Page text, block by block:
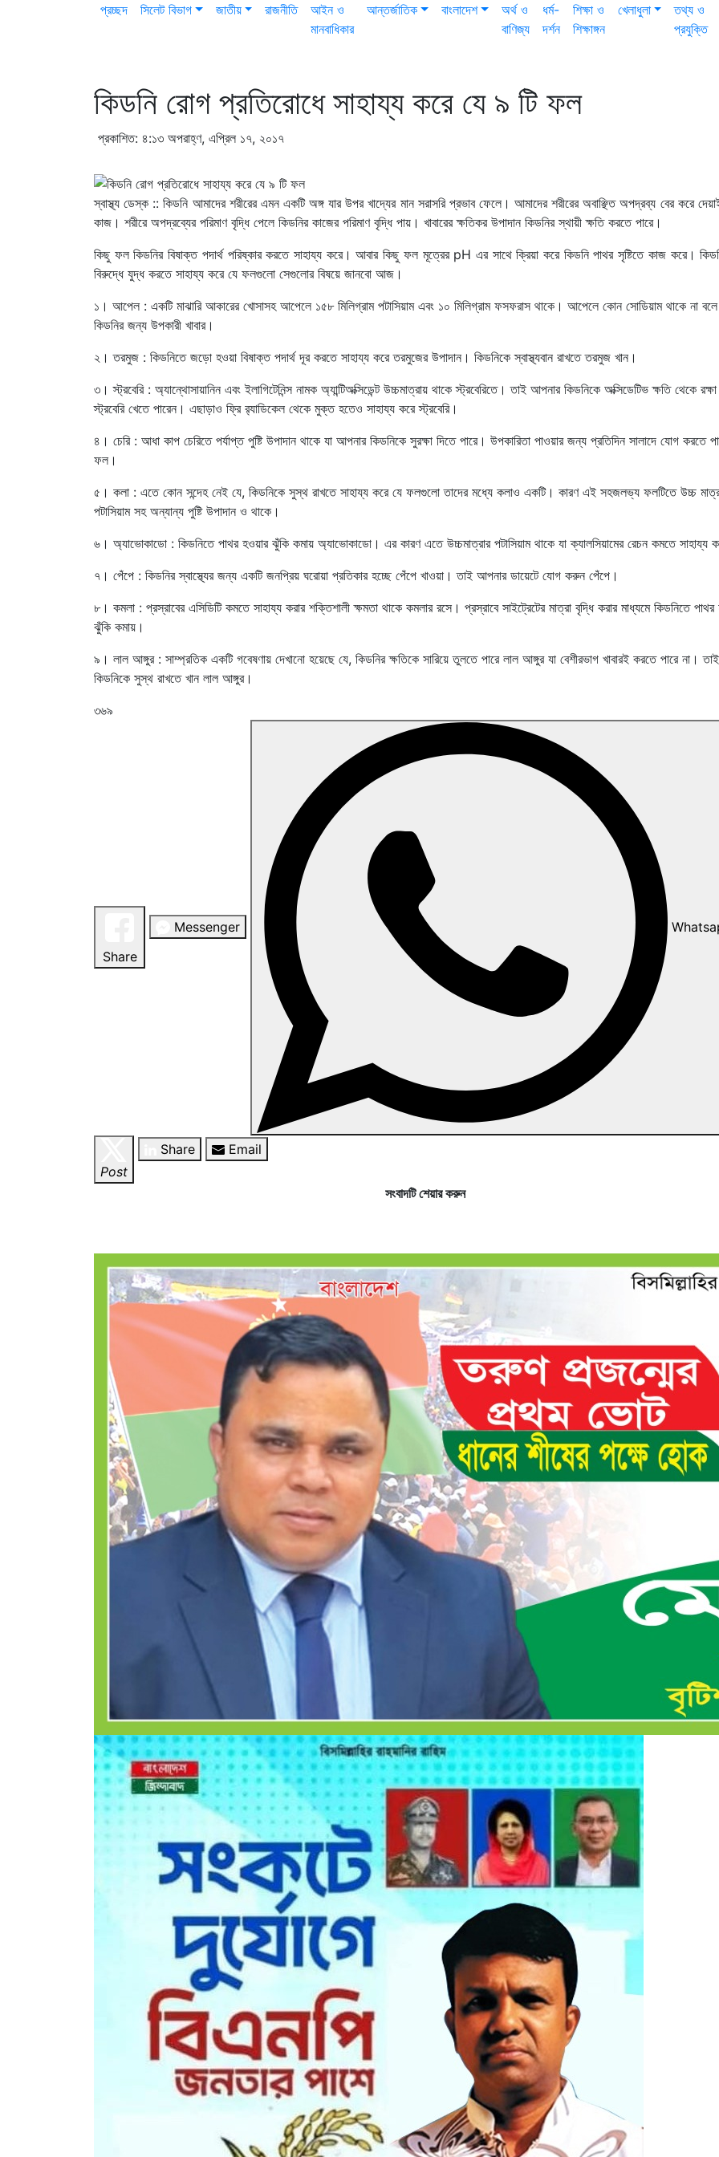
প্রচ্ছদ সিলেট বিভাগ জাতীয় রাজনীতি
আইন ও
মানবাধিকার
আন্তর্জাতিক বাংলাদেশ
অর্থ ও
বাণিজ্য
ধর্ম-
দর্শন
শিক্ষা ও
শিক্ষাঙ্গন
খেলাধুলা
তথ্য ও
প্রযুক্তি
কিডনি রোগ প্রতিরোধে সাহায্য করে যে ৯ টি ফল
প্রকাশিত: ৪:১৩ অপরাহ্ণ, এপ্রিল ১৭, ২০১৭
স্বাস্থ্য ডেস্ক :: কিডনি আমাদের শরীরের এমন একটি অঙ্গ যার উপর খাদ্যের মান সরাসরি প্রভাব ফেলে। আমাদের শরীরের অবাঞ্ছিত অপদ্রব্য বের করে
কাজ। শরীরে অপদ্রব্যের পরিমাণ বৃদ্ধি পেলে কিডনির কাজের পরিমাণ বৃদ্ধি পায়। খাবারের ক্ষতিকর উপাদান কিডনির স্থায়ী ক্ষতি করতে পারে।
কিছু ফল কিডনির বিষাক্ত পদার্থ পরিষ্কার করতে সাহায্য করে। আবার কিছু ফল মূত্রের pH এর সাথে ক্রিয়া করে কিডনি পাথর সৃষ্টিতে কাজ করে।
বিরুদ্ধে যুদ্ধ করতে সাহায্য করে যে ফলগুলো সেগুলোর বিষয়ে জানবো আজ।
১। আপেল : একটি মাঝারি আকারের খোসাসহ আপেলে ১৫৮ মিলিগ্রাম পটাসিয়াম এবং ১০ মিলিগ্রাম ফসফরাস থাকে। আপেলে কোন সোডিয়াম থাকে না
কিডনির জন্য উপকারী খাবার।
২। তরমুজ : কিডনিতে জড়ো হওয়া বিষাক্ত পদার্থ দূর করতে সাহায্য করে তরমুজের উপাদান। কিডনিকে স্বাস্থ্যবান রাখতে তরমুজ খান।
৩। স্ট্রবেরি : অ্যান্থোসায়ানিন এবং ইলাগিটেনিন্স নামক অ্যান্টিঅক্সিডেন্ট উচ্চমাত্রায় থাকে স্ট্রবেরিতে। তাই আপনার কিডনিকে অক্সিডেটিভ ক্ষতি থেকে
স্ট্রবেরি খেতে পারেন। এছাড়াও ফ্রি র‍্যাডিকেল থেকে মুক্ত হতেও সাহায্য করে স্ট্রবেরি।
৪। চেরি : আধা কাপ চেরিতে পর্যাপ্ত পুষ্টি উপাদান থাকে যা আপনার কিডনিকে সুরক্ষা দিতে পারে। উপকারিতা পাওয়ার জন্য প্রতিদিন সালাদে যোগ করতে
ফল।
৫। কলা : এতে কোন সন্দেহ নেই যে, কিডনিকে সুস্থ রাখতে সাহায্য করে যে ফলগুলো তাদের মধ্যে কলাও একটি। কারণ এই সহজলভ্য ফলটিতে উচ্চ
পটাসিয়াম সহ অন্যান্য পুষ্টি উপাদান ও থাকে।
৬। অ্যাভোকাডো : কিডনিতে পাথর হওয়ার ঝুঁকি কমায় অ্যাভোকাডো। এর কারণ এতে উচ্চমাত্রার পটাসিয়াম থাকে যা ক্যালসিয়ামের রেচন কমতে সাহায্য
৭। পেঁপে : কিডনির স্বাস্থ্যের জন্য একটি জনপ্রিয় ঘরোয়া প্রতিকার হচ্ছে পেঁপে খাওয়া। তাই আপনার ডায়েটে যোগ করুন পেঁপে।
৮। কমলা : প্রস্রাবের এসিডিটি কমতে সাহায্য করার শক্তিশালী ক্ষমতা থাকে কমলার রসে। প্রস্রাবে সাইট্রেটের মাত্রা বৃদ্ধি করার মাধ্যমে কিডনিতে পাথর
ঝুঁকি কমায়।
৯। লাল আঙ্গুর : সাম্প্রতিক একটি গবেষণায় দেখানো হয়েছে যে, কিডনির ক্ষতিকে সারিয়ে তুলতে পারে লাল আঙ্গুর যা বেশীরভাগ খাবারই করতে পারে না। তাই
কিডনিকে সুস্থ রাখতে খান লাল আঙ্গুর।
৩৬৯
Share
Messenger
Post
Share Email
সংবাদটি শেয়ার করুন